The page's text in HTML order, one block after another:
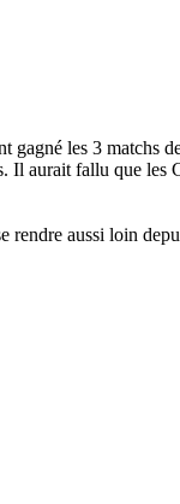
les 3 matchs
aurait fallu que
aussi loin